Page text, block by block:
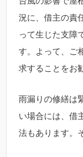
況に、借主の責
って生じた支障
す。よって、ご
求することをお
雨漏りの修繕は
い場合には、借
法もあります。